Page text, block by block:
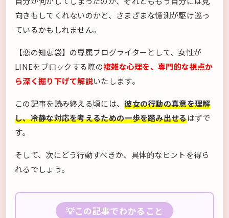
向きもしてくれないのかと、さまざまな憶測が駆け巡っ
ているかもしれません。
【恋の知恵袋】の専属ブログライターとして、女性が
LINEをブロックする際の複雑な心理を、専門的な視点か
ら深く掘り下げて解説いたします。
この記事を読み終える頃には、彼女の行動の真意を理解
し、冷静な対応を考えるための一歩を踏み出せるはずで
す。
そして、次にどう行動すべきか、具体的なヒントを得ら
れるでしょう。
💡この記事でわかること